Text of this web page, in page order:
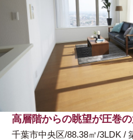
高層階からの眺望が圧巻
千葉市中央区/88.38㎡/3LDK /